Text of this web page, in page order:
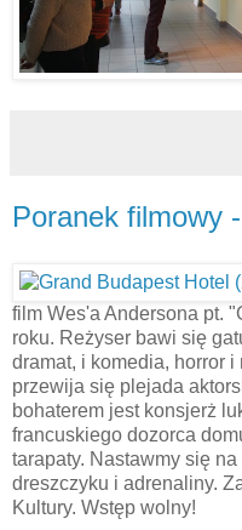
Poranek filmowy
film Wes'a Andersona pt.
roku. Reżyser bawi się
dramat, i komedia, horror
przewija się plejada
bohaterem jest konsjerż
francuskiego dozorca
tarapaty. Nastawmy się
dreszczyku i adrenaliny.
Kultury. Wstęp wolny!